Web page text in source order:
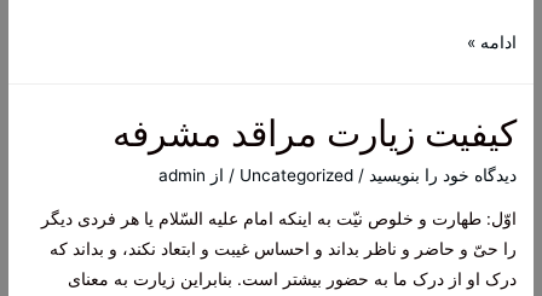
کیفیت
ائمه
معصومین
کلام
علامه
طهرانی
ادامه »
کیفیت زیارت مراقد مشرفه
دیدگاه‌ خود را بنویسید /
Uncategorized / از admin
اوّل: طهارت و خلوص نیّت به اینکه امام علیه السّلام یا هر فردی دیگر
را حیّ و حاضر و ناظر بداند و احساس غیبت و ابتعاد نکند، و بداند که
درک او از درک ما به حضور بیشتر است. بنابراین زیارت به معنای